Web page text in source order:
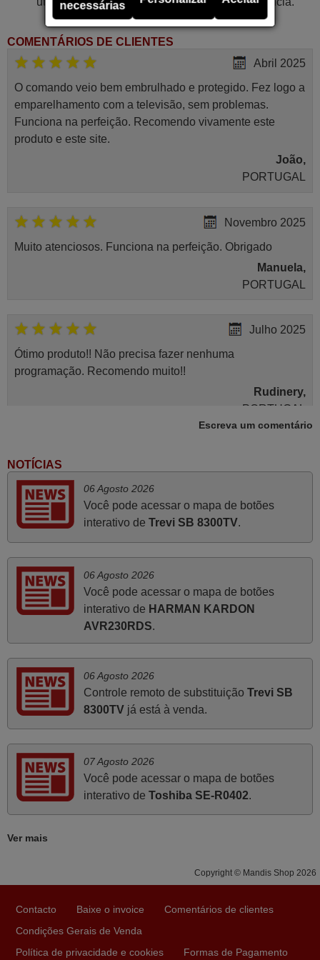
COMENTÁRIOS DE CLIENTES
Abril 2025
O comando veio bem embrulhado e protegido. Fez logo a
emparelhamento com a televisão, sem problemas.
Funciona na perfeição. Recomendo vivamente este
produto e este site.
João,
PORTUGAL
Novembro 2025
Muito atenciosos. Funciona na perfeição. Obrigado
Manuela,
PORTUGAL
Julho 2025
Ótimo produto!! Não precisa fazer nenhuma
programação. Recomendo muito!!
Rudinery,
PORTUGAL
Já recebi o comando bem embalado mas não é de
origem mas trabalha bem, obrigada!..
Francisco Alexandre,
A funcionar de imediato. 100%. Obrigado
PORTUGAL
Março 2026
Boa noite. Dando correspondência ao solicitado no corpo
do vosso email supra sobre a minha opinião, quero
deixar aqui o meu testemunho sobre a experiência que
tive com a vossa Empresa durante a minha encomenda
supra: Acolhimento da encomenda, informação ao
cliente, clareza de instruções durante o processo,
qualidade do produto, cumprimento dos prazos A TUDO
relação online com o cliente seja tão prática e eficiente
cumprimentos.
PORTUGAL
Escreva um comentário
NOTÍCIAS
06 Agosto 2026
Você pode acessar o mapa de botões
interativo de Trevi SB 8300TV.
06 Agosto 2026
Você pode acessar o mapa de botões
interativo de HARMAN KARDON
AVR230RDS.
06 Agosto 2026
Controle remoto de substituição Trevi SB
8300TVjá está à venda.
07 Agosto 2026
Você pode acessar o mapa de botões
interativo de Toshiba SE-R0402.
Ver mais
Copyright © Mandis Shop 2026
Contacto Baixe o invoice
Comentários de clientes
Condições Gerais de Venda
Política de privacidade e cookies
Formas de Pagamento
necessárias